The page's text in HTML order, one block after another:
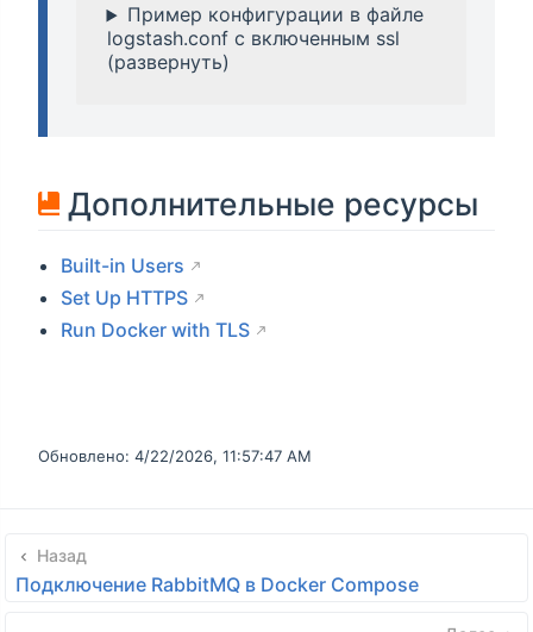
Пример конфигурации в файле
logstash.conf с включенным ssl
(развернуть)
Дополнительные ресурсы
Built-in Users
Set Up HTTPS
Run Docker with TLS
Обновлено: 4/22/2026, 11:57:47 AM
Назад
Подключение RabbitMQ в Docker Compose